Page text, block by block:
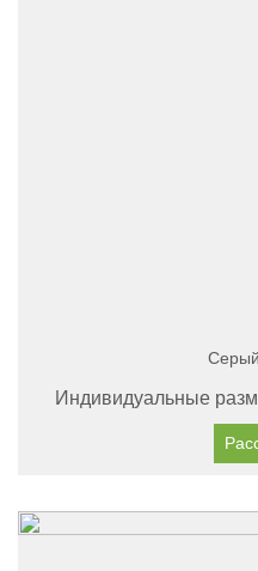
Индивидуальные